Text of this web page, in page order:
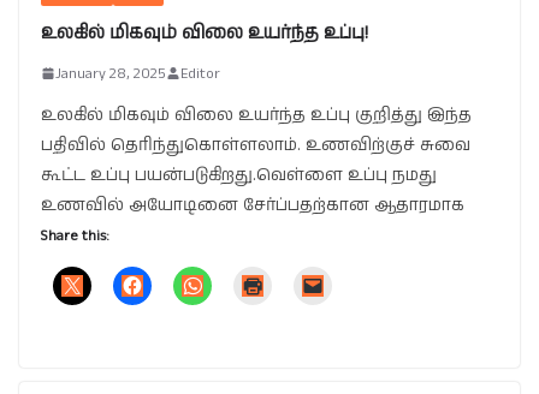
உலகில் மிகவும் விலை உயர்ந்த உப்பு!
January 28, 2025 Editor
உலகில் மிகவும் விலை உயர்ந்த உப்பு குறித்து இந்த
பதிவில் தெரிந்துகொள்ளலாம். உணவிற்குச் சுவை
கூட்ட உப்பு பயன்படுகிறது.வெள்ளை உப்பு நமது
உணவில் அயோடினை சேர்ப்பதற்கான ஆதாரமாக
Share this: